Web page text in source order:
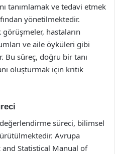
tanımlamak ve tedavi etmek
yönetilmektedir.
hastaların
ve aile öyküleri gibi
Bu süreç, doğru bir tanı
oluşturmak için kritik
süreci, bilimsel
Avrupa
and Statistical Manual of